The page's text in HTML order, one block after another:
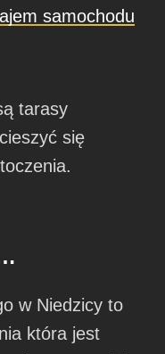
samochodu
tarasy
się
w Niedzicy to
która jest